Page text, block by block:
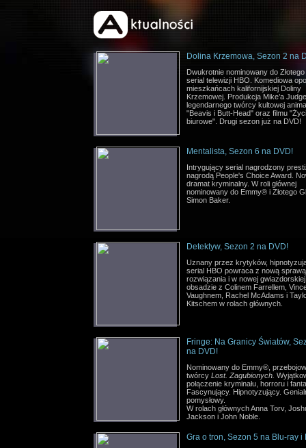
Dolina Krzemowa, Sezon 2 na
Dwukrotnie nominowany do
serial telewizji HBO. Komediowa
mieszkańcach kalifornijskiej Doliny
Krzemowej. Produkcja Mike’a
legendarnego twórcy kultowej
"Beavis i Butt-Head" oraz filmu
biurowe". Drugi sezon już na DVD!
Mentalista, Sezon 6 na DVD!
Intrygujący serial nagrodzony
nagrodą People's Choice Award.
dramat kryminalny. W roli głównej
nominowany do Emmy® i Złotego
Simon Baker.
Detektyw, Sezon 2 na DVD!
Uznany przez krytyków,
serial HBO powraca z nową
rozwiązania i w nowej gwiazdorskiej
obsadzie z Colinem Farrellem,
Vaughnem, Rachel McAdams i
Kitschem w rolach głównych.
Fringe: Na Granicy Światów,
na DVD!
Nominowany do Emmy®,
twórcy Lost. Zagubionych.
połączenie kryminału, horroru i
Fascynujący. Hipnotyzujący.
pomysłowy.
W rolach głównych Anna Torv,
Jackson i John Noble.
Gra o tron, Sezon 5 na Blu-ray i